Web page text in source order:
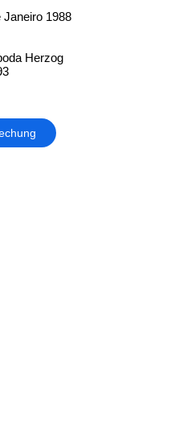
Janeiro 1988
Herzog